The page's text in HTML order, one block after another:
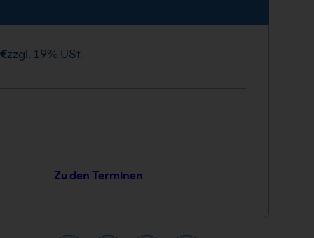
zzgl. 19% USt.
Zu den Terminen